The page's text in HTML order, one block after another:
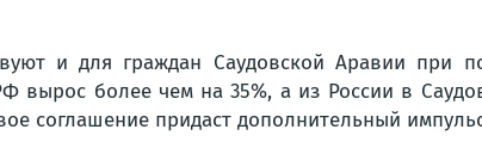
и для граждан Саудовской Аравии при
вырос более чем на 35%, а из России в
соглашение придаст дополнительный